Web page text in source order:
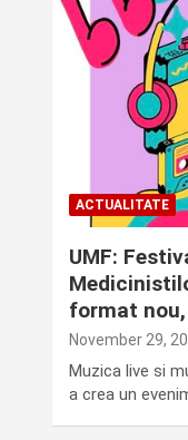
ACTUALITATE
UMF:
format
November 29,
Muzica live si
a crea un